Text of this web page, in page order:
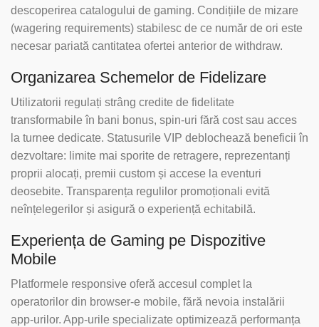
descoperirea catalogului de gaming. Condițiile de mizare
(wagering requirements) stabilesc de ce număr de ori este
necesar pariată cantitatea ofertei anterior de withdraw.
Organizarea Schemelor de Fidelizare
Utilizatorii regulați strâng credite de fidelitate
transformabile în bani bonus, spin-uri fără cost sau acces
la turnee dedicate. Statusurile VIP deblochează beneficii în
dezvoltare: limite mai sporite de retragere, reprezentanți
proprii alocați, premii custom și accese la eventuri
deosebite. Transparența regulilor promoționali evită
neînțelegerilor și asigură o experiență echitabilă.
Experiența de Gaming pe Dispozitive
Mobile
Platformele responsive oferă accesul complet la
operatorilor din browser-e mobile, fără nevoia instalării
app-urilor. App-urile specializate optimizează performanța